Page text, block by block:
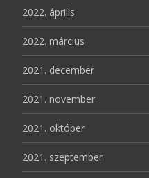
2022. április
2022. március
2021. december
2021. november
2021. október
2021. szeptember